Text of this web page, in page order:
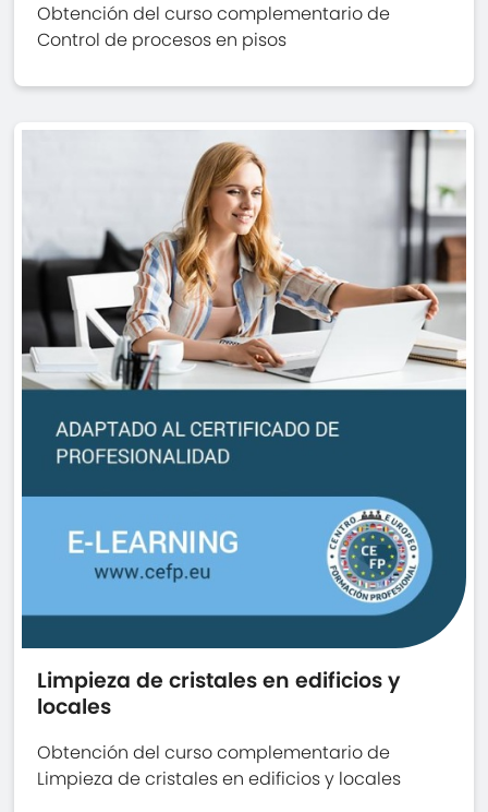
Obtención del curso complementario de
Control de procesos en pisos
Limpieza de cristales en edificios y
locales
Obtención del curso complementario de
Limpieza de cristales en edificios y locales